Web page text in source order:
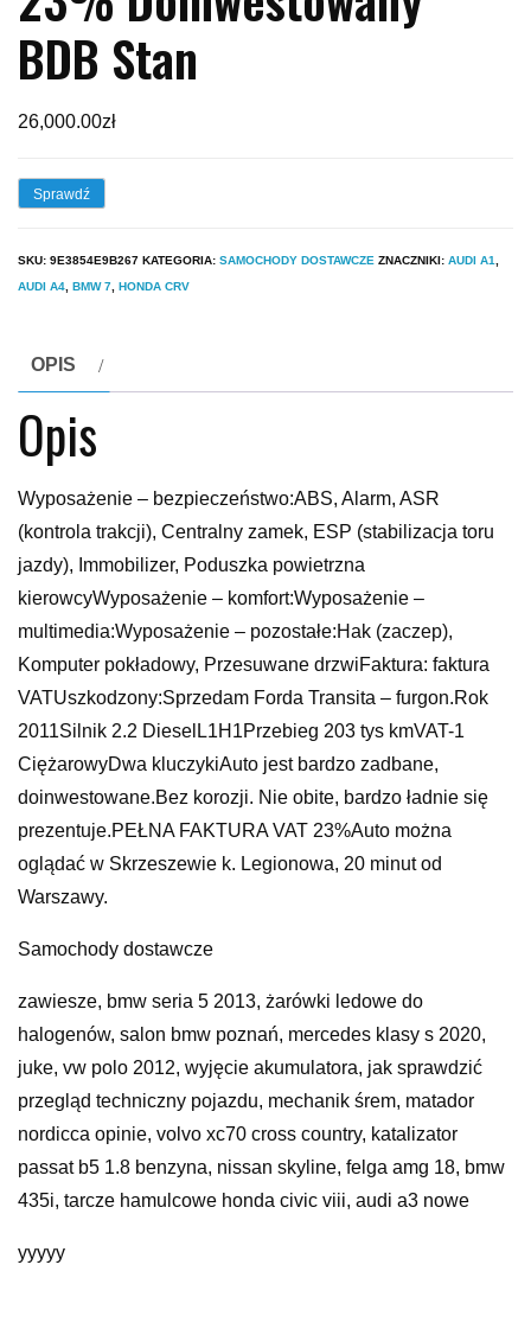
BDB Stan
26,000.00zł
Sprawdź
SKU: 9E3854E9B267 KATEGORIA: SAMOCHODY DOSTAWCZE ZNACZNIKI: AUDI A1
AUDI A4 BMW 7 HONDA CRV
OPIS
Opis
Wyposażenie – bezpieczeństwo:ABS, Alarm, ASR
(kontrola trakcji), Centralny zamek, ESP (stabilizacja toru
jazdy), Immobilizer, Poduszka powietrzna
kierowcyWyposażenie – komfort:Wyposażenie –
multimedia:Wyposażenie – pozostałe:Hak (zaczep),
Komputer pokładowy, Przesuwane drzwiFaktura: faktura
VATUszkodzony:Sprzedam Forda Transita – furgon.Rok
2011Silnik 2.2 DieselL1H1Przebieg 203 tys kmVAT-1
CiężarowyDwa kluczykiAuto jest bardzo zadbane,
doinwestowane.Bez korozji. Nie obite, bardzo ładnie się
prezentuje.PEŁNA FAKTURA VAT 23%Auto można
oglądać w Skrzeszewie k. Legionowa, 20 minut od
Warszawy.
Samochody dostawcze
zawiesze, bmw seria 5 2013, żarówki ledowe do
halogenów, salon bmw poznań, mercedes klasy s 2020,
juke, vw polo 2012, wyjęcie akumulatora, jak sprawdzić
przegląd techniczny pojazdu, mechanik śrem, matador
nordicca opinie, volvo xc70 cross country, katalizator
passat b5 1.8 benzyna, nissan skyline, felga amg 18, bmw
435i, tarcze hamulcowe honda civic viii, audi a3 nowe
yyyyy